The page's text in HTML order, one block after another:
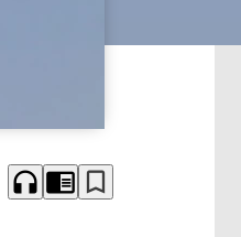
headphones chrome_reader_mode bookmark_border